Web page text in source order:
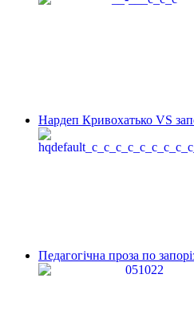
Нардеп Кривохатько VS
Педагогічна проза по